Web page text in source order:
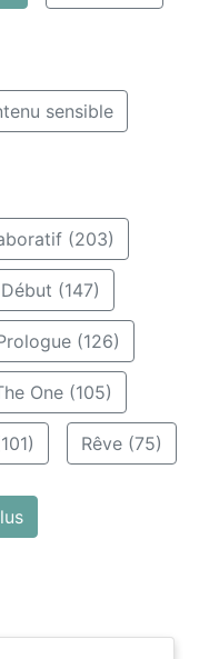
sensible
(203)
Début (147)
(126)
One (105)
Rêve (75)